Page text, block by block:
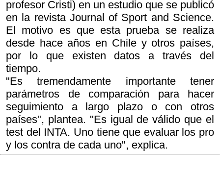
profesor Cristi) en un estudio que se publicó
en la revista Journal of Sport and Science.
El motivo es que esta prueba se realiza
desde hace años en Chile y otros países,
por lo que existen datos a través del
tiempo.
"Es tremendamente importante tener
parámetros de comparación para hacer
seguimiento a largo plazo o con otros
países", plantea. "Es igual de válido que el
test del INTA. Uno tiene que evaluar los pro
y los contra de cada uno", explica.